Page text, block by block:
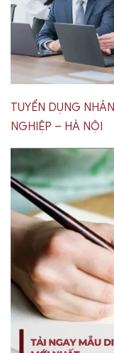
TUYỂN DỤNG
NGHIỆP – HÀ NỘI